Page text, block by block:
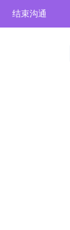
结束沟通